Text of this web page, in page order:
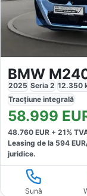
BMW
2025 Seria 2 12.350
Tracțiune integrală
58.999
48.760 EUR + 21%
Leasing de la 594
juridice.
Sună